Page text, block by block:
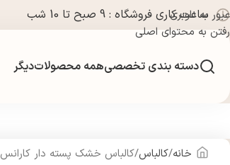
عبور به ناوبری
رفتن به محتوای اصلی
ساعت کاری فروشگاه : 9 صبح تا 10 شب
دسته بندی تخصصیهمه محصولاتدیگر
خانه کالباس کالباس خشک پسته دار کارانس